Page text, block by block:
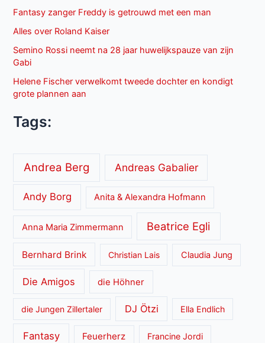
Fantasy zanger Freddy is getrouwd met een man
Alles over Roland Kaiser
Semino Rossi neemt na 28 jaar huwelijkspauze van zijn
Gabi
Helene Fischer verwelkomt tweede dochter en kondigt
grote plannen aan
Tags:
Andrea Berg Andreas Gabalier
Andy Borg Anita & Alexandra Hofmann
Anna Maria Zimmermann Beatrice Egli
Bernhard Brink Christian Lais Claudia Jung
Die Amigos die Höhner
die Jungen Zillertaler DJ Ötzi Ella Endlich
Fantasy Feuerherz Francine Jordi